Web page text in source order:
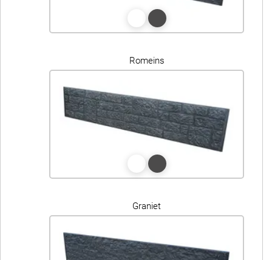
Romeins
Graniet